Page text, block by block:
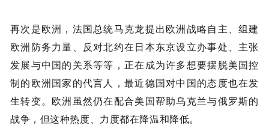
再次是欧洲，法国总统马克龙提出欧洲战略自主、组建
欧洲防务力量、反对北约在日本东京设立办事处、主张
发展与中国的关系等等，正在成为许多想要摆脱美国控
制的欧洲国家的代言人，最近德国对中国的态度也在发
生转变。欧洲虽然仍在配合美国帮助乌克兰与俄罗斯的
战争，但这种热度、力度都在降温和降低。